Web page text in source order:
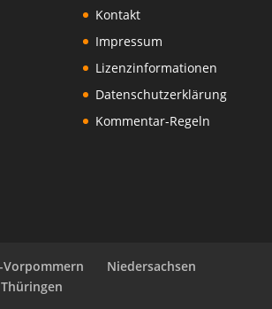
Kontakt
Impressum
Lizenzinformationen
Datenschutzerklärung
Kommentar-Regeln
Niedersachsen
Thüringen